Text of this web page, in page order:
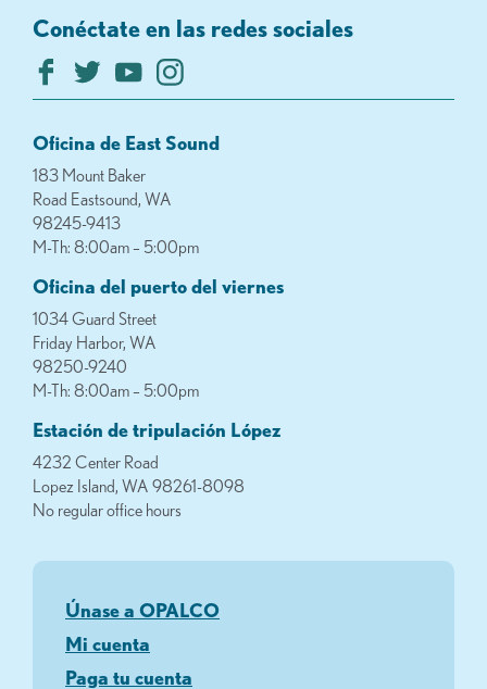
Conéctate en las redes sociales
Oficina de East Sound
183 Mount Baker
Road Eastsound, WA
98245-9413
M-Th: 8:00am – 5:00pm
Oficina del puerto del viernes
1034 Guard Street
Friday Harbor, WA
98250-9240
M-Th: 8:00am – 5:00pm
Estación de tripulación López
4232 Center Road
Lopez Island, WA 98261-8098
No regular office hours
Únase a OPALCO
Mi cuenta
Paga tu cuenta